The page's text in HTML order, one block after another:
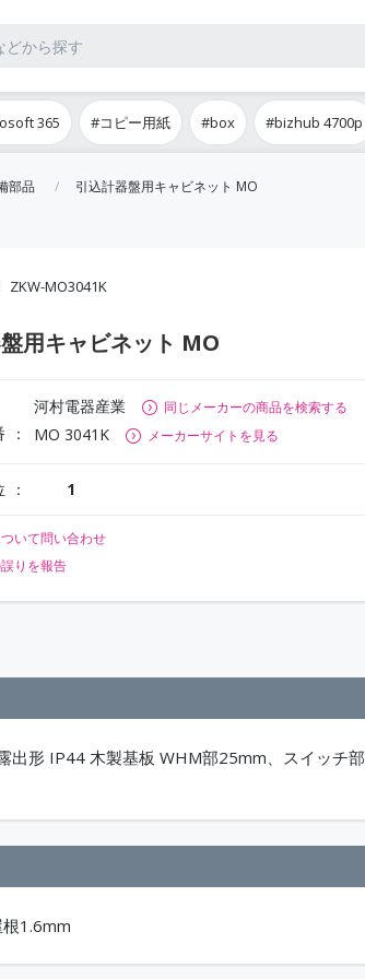
365 #コピー用紙 #box #bizhub 4700p
部品 引込計器盤用キャビネット MO
ZKW-MO3041K
用キャビネット MO
河村電器産業 同じメーカーの商品を検索する
MO 3041K メーカーサイトを見る
1
いて問い合わせ
りを報告
形 IP44 木製基板 WHM部25mm、スイッチ部
1.6mm